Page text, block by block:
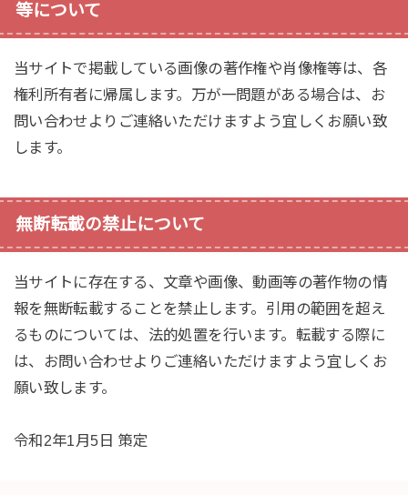
等について
当サイトで掲載している画像の著作権や肖像権等は、各
権利所有者に帰属します。万が一問題がある場合は、お
問い合わせよりご連絡いただけますよう宜しくお願い致
します。
無断転載の禁止について
当サイトに存在する、文章や画像、動画等の著作物の情
報を無断転載することを禁止します。引用の範囲を超え
るものについては、法的処置を行います。転載する際に
は、お問い合わせよりご連絡いただけますよう宜しくお
願い致します。
令和2年1月5日 策定